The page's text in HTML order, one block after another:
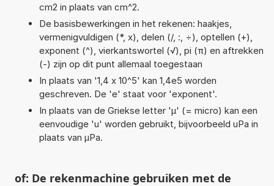
cm2 in plaats van cm^2.
De basisbewerkingen in het rekenen: haakjes,
vermenigvuldigen (*, x), delen (/, :, ÷), optellen (+),
exponent (^), vierkantswortel (√), pi (π) en aftrekken
(-) zijn op dit punt allemaal toegestaan
In plaats van '1,4 x 10^5' kan 1,4e5 worden
geschreven. De 'e' staat voor 'exponent'.
In plaats van de Griekse letter 'µ' (= micro) kan een
eenvoudige 'u' worden gebruikt, bijvoorbeeld uPa in
plaats van µPa.
of: De rekenmachine gebruiken met de